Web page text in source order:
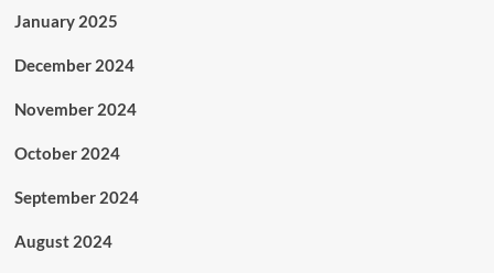
January 2025
December 2024
November 2024
October 2024
September 2024
August 2024